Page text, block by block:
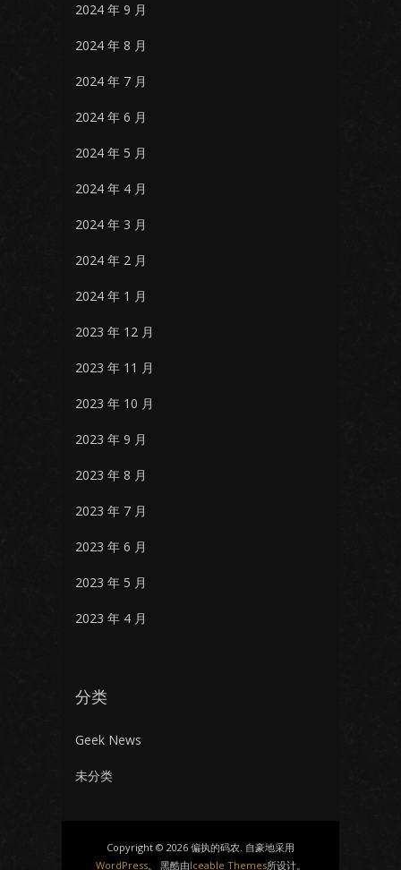
2024 年 9 月
2024 年 8 月
2024 年 7 月
2024 年 6 月
2024 年 5 月
2024 年 4 月
2024 年 3 月
2024 年 2 月
2024 年 1 月
2023 年 12 月
2023 年 11 月
2023 年 10 月
2023 年 9 月
2023 年 8 月
2023 年 7 月
2023 年 6 月
2023 年 5 月
2023 年 4 月
分类
Geek News
未分类
Copyright © 2026 偏执的码农. 自豪地采用
WordPress。 黑酷由Iceable Themes所设计。